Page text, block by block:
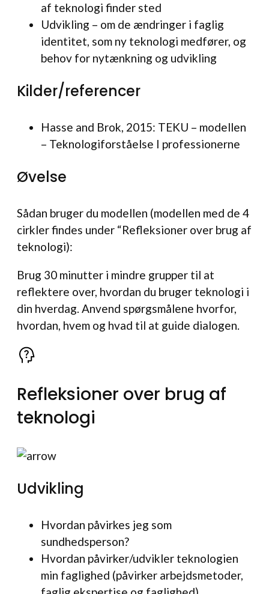
af teknologi finder sted
Udvikling – om de ændringer i faglig
identitet, som ny teknologi medfører, og
behov for nytænkning og udvikling
Kilder/referencer
Hasse and Brok, 2015: TEKU – modellen
– Teknologiforståelse I professionerne
Øvelse
Sådan bruger du modellen (modellen med de 4
cirkler findes under “Refleksioner over brug af
teknologi):
Brug 30 minutter i mindre grupper til at
reflektere over, hvordan du bruger teknologi i
din hverdag. Anvend spørgsmålene hvorfor,
hvordan, hvem og hvad til at guide dialogen.
Refleksioner over brug af
teknologi
Udvikling
Hvordan påvirkes jeg som
sundhedsperson?
Hvordan påvirker/udvikler teknologien
min faglighed (påvirker arbejdsmetoder,